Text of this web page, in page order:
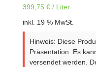
399,75 € / Liter
inkl. 19 % MwSt.
Hinweis: Diese
Präsentation. Es
versendet werden.